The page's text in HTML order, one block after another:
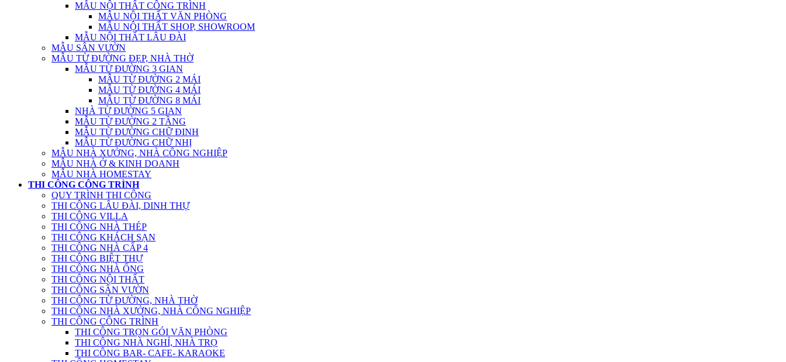
MẪU NỘI THẤT CÔNG TRÌNH
MẪU NỘI THẤT VĂN PHÒNG
MẪU NỘI THẤT SHOP, SHOWROOM
MẪU NỘI THẤT LÂU ĐÀI
MẪU SÂN VƯỜN
MẪU TỪ ĐƯỜNG ĐẸP, NHÀ THỜ
MẪU TỪ ĐƯỜNG 3 GIAN
MẪU TỪ ĐƯỜNG 2 MÁI
MẪU TỪ ĐƯỜNG 4 MÁI
MẪU TỪ ĐƯỜNG 8 MÁI
NHÀ TỪ ĐƯỜNG 5 GIAN
MẪU TỪ ĐƯỜNG 2 TẦNG
MẪU TỪ ĐƯỜNG CHỮ ĐINH
MẪU TỪ ĐƯỜNG CHỮ NHỊ
MẪU NHÀ XƯỞNG, NHÀ CÔNG NGHIỆP
MẪU NHÀ Ở & KINH DOANH
MẪU NHÀ HOMESTAY
THI CÔNG CÔNG TRÌNH
QUY TRÌNH THI CÔNG
THI CÔNG LÂU ĐÀI, DINH THỰ
THI CÔNG VILLA
THI CÔNG NHÀ THÉP
THI CÔNG KHÁCH SẠN
THI CÔNG NHÀ CẤP 4
THI CÔNG BIỆT THỰ
THI CÔNG NHÀ ỐNG
THI CÔNG NỘI THẤT
THI CÔNG SÂN VƯỜN
THI CÔNG TỪ ĐƯỜNG, NHÀ THỜ
THI CÔNG NHÀ XƯỞNG, NHÀ CÔNG NGHIỆP
THI CÔNG CÔNG TRÌNH
THI CÔNG TRỌN GÓI VĂN PHÒNG
THI CÔNG NHÀ NGHỈ, NHÀ TRỌ
THI CÔNG BAR- CAFE- KARAOKE